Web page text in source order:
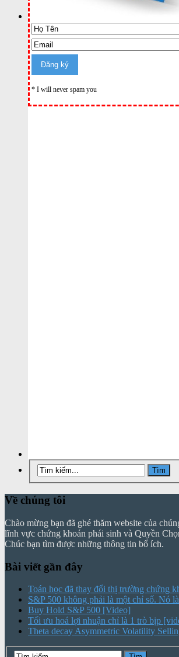
* I will never spam you
Về chúng tôi
Chào mừng bạn đã ghé thăm website của
lĩnh vực chứng khoán phái sinh và Quyền
Chúc bạn tìm được những thông tin bổ ích.
Bài viết gần đây
Toán học đã thay đổi thị trường chứng
S&P 500 không phải là một chỉ số. Nó
Buy Hold S&P 500 [Video]
Tối ưu hoá lợi nhuận chỉ là 1 trò bịp
Theta decay Asymmetric Volatility